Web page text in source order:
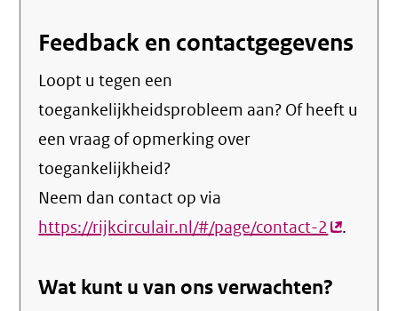
Feedback en contactgegevens
Loopt u tegen een
toegankelijkheidsprobleem aan? Of heeft u
een vraag of opmerking over
toegankelijkheid?
Neem dan contact op via
https://rijkcirculair.nl/#/page/contact-2(externe
.
Wat kunt u van ons verwachten?